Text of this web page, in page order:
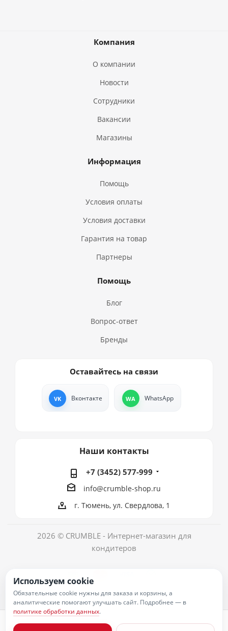
Компания
О компании
Новости
Сотрудники
Вакансии
Магазины
Информация
Помощь
Условия оплаты
Условия доставки
Гарантия на товар
Партнеры
Помощь
Блог
Вопрос-ответ
Бренды
Оставайтесь на связи
Вконтакте WhatsApp
Наши контакты
+7 (3452) 577-999
info@crumble-shop.ru
г. Тюмень, ул. Свердлова, 1
2026 © CRUMBLE - Интернет-магазин для
кондитеров
Согласие на обработку персональных данных
Используем cookie
Обязательные cookie нужны для заказа и корзины, а
аналитические помогают улучшать сайт. Подробнее — в
политике обработки данных.